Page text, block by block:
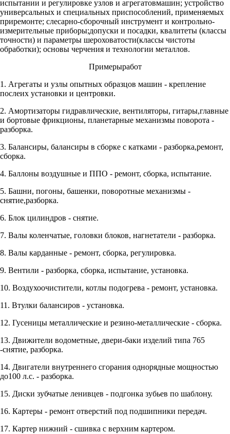
испытании и регулировке узлов и агрегатовмашин; устройство
универсальных и специальных приспособлений, применяемых
приремонте; слесарно-сборочный инструмент и контрольно-
измерительные приборы;допуски и посадки, квалитеты (классы
точности) и параметры шероховатости(классы чистоты
обработки); основы черчения и технологии металлов.
Примерыработ
1. Агрегаты и узлы опытных образцов машин - крепление
послеих установки и центровки.
2. Амортизаторы гидравлические, вентиляторы, гитары,главные
и бортовые фрикционы, планетарные механизмы поворота -
разборка.
3. Балансиры, балансиры в сборке с катками - разборка,ремонт,
сборка.
4. Баллоны воздушные и ППО - ремонт, сборка, испытание.
5. Башни, погоны, башенки, поворотные механизмы -
снятие,разборка.
6. Блок цилиндров - снятие.
7. Валы коленчатые, головки блоков, нагнетатели - разборка.
8. Валы карданные - ремонт, сборка, регулировка.
9. Вентили - разборка, сборка, испытание, установка.
10. Воздухоочистители, котлы подогрева - ремонт, установка.
11. Втулки балансиров - установка.
12. Гусеницы металлические и резино-металлические - сборка.
13. Движители водометные, двери-баки изделий типа 765
-снятие, разборка.
14. Двигатели внутреннего сгорания однорядные мощностью
до100 л.с. - разборка.
15. Диски зубчатые ленивцев - подгонка зубьев по шаблону.
16. Картеры - ремонт отверстий под подшипники передач.
17. Картер нижний - сшивка с верхним картером.